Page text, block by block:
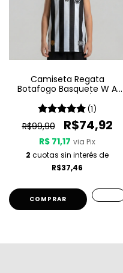
Camiseta Regata
Botafogo Basquete W A
Listrada (1)
R$99,90 R$74,92
R$ 71,17 via Pix
2 cuotas sin interés de
R$37,46
COMPRAR